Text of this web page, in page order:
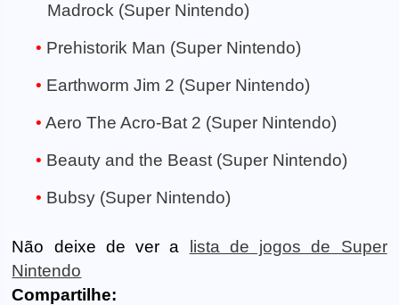
Madrock (Super Nintendo)
Prehistorik Man (Super Nintendo)
Earthworm Jim 2 (Super Nintendo)
Aero The Acro-Bat 2 (Super Nintendo)
Beauty and the Beast (Super Nintendo)
Bubsy (Super Nintendo)
Não deixe de ver a lista de jogos de Super
Nintendo
Compartilhe: